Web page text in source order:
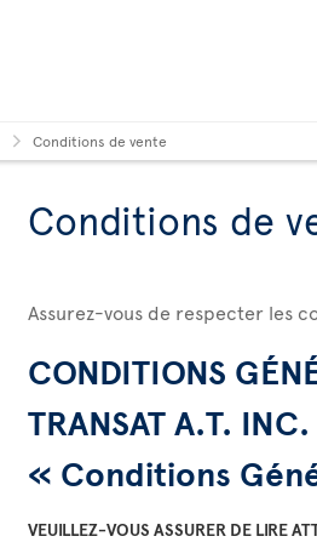
Conditions de vente
Conditions de
Assurez-vous de respecter les
CONDITIONS
TRANSAT A.T.
« Conditions
VEUILLEZ-VOUS ASSURER DE LIRE